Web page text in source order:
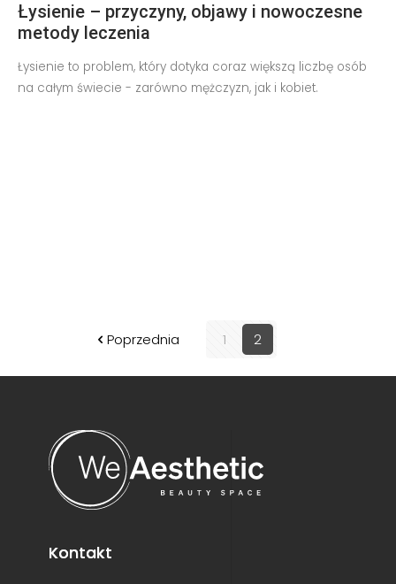
Łysienie – przyczyny, objawy i nowoczesne
metody leczenia
Łysienie to problem, który dotyka coraz większą liczbę osób
na całym świecie - zarówno mężczyzn, jak i kobiet.
Poprzednia 1 2
Kontakt